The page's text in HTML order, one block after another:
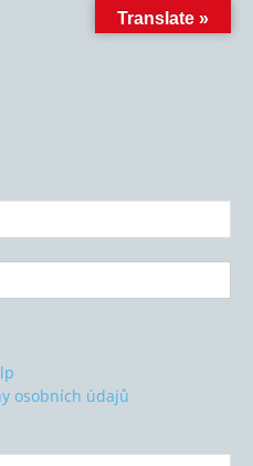
osobních údajů
Translate »